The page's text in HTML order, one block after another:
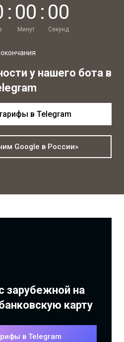
: 00
Минут
: 00
Секунд
у нашего бота в
в Telegram
Google в России»
зарубежной на
карту
в Telegram